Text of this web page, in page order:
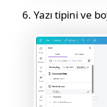
Yazı tipini ve